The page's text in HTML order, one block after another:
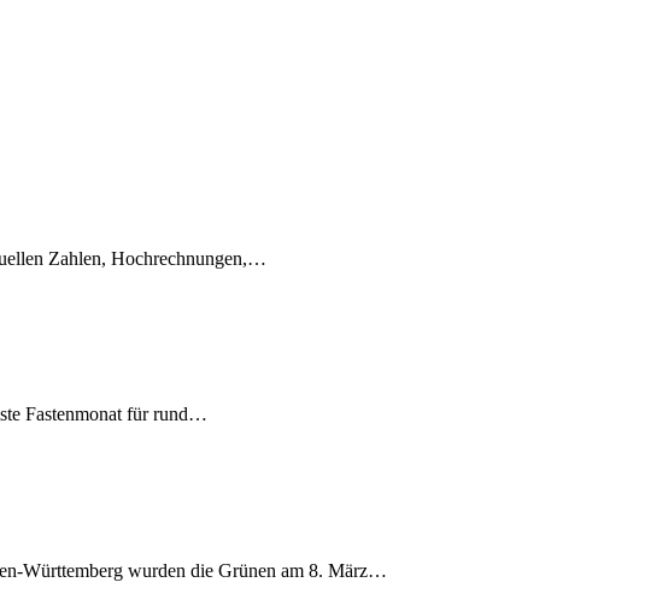
Zahlen, Hochrechnungen,…
Fastenmonat für rund…
Württemberg wurden die Grünen am 8. März…